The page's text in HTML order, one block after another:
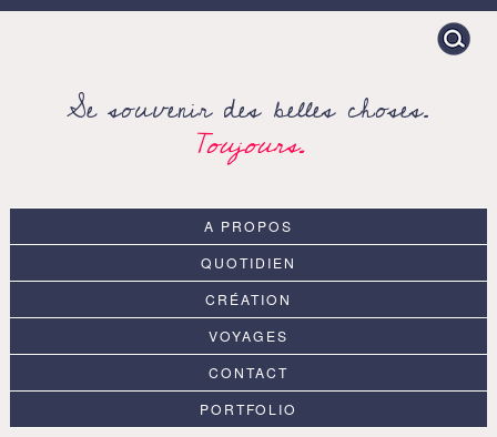
Search
for:
Se souvenir des belles choses.
Toujours.
A PROPOS
QUOTIDIEN
CRÉATION
VOYAGES
CONTACT
PORTFOLIO